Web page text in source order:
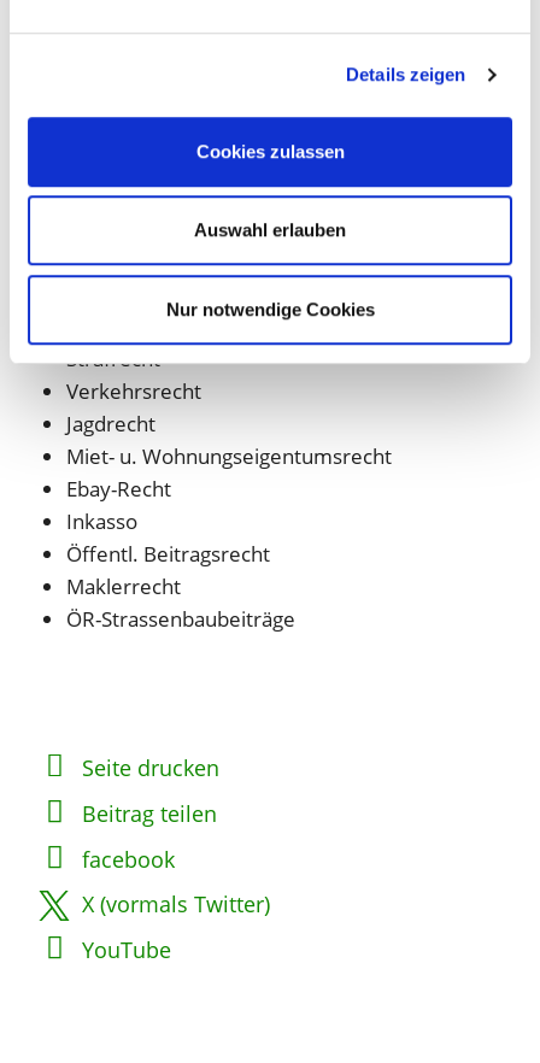
Details zeigen
Cookies zulassen
Auswahl erlauben
Nur notwendige Cookies
Arbeitsrecht
Franz Ruhwinkel
Weitere Fachbereiche
Reiserecht
Vertragsrecht
Strafrecht
Verkehrsrecht
Jagdrecht
Miet- u. Wohnungseigentumsrecht
Ebay-Recht
Inkasso
Öffentl. Beitragsrecht
Maklerrecht
ÖR-Strassenbaubeiträge
Seite drucken
Beitrag teilen
facebook
X (vormals Twitter)
YouTube